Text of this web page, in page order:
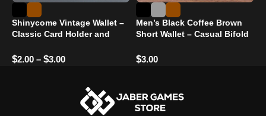
Shinycome Vintage Wallet –
Classic Card Holder and
$2.00 – $3.00
Men’s Black Coffee Brown
Short Wallet – Casual Bifold
Capacity & Multiple
$3.00